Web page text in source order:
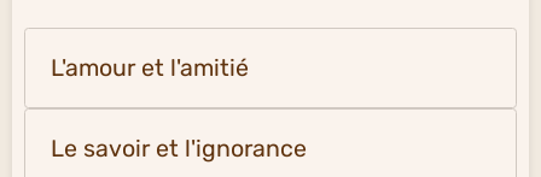
L'amour et l'amitié
Le savoir et l'ignorance